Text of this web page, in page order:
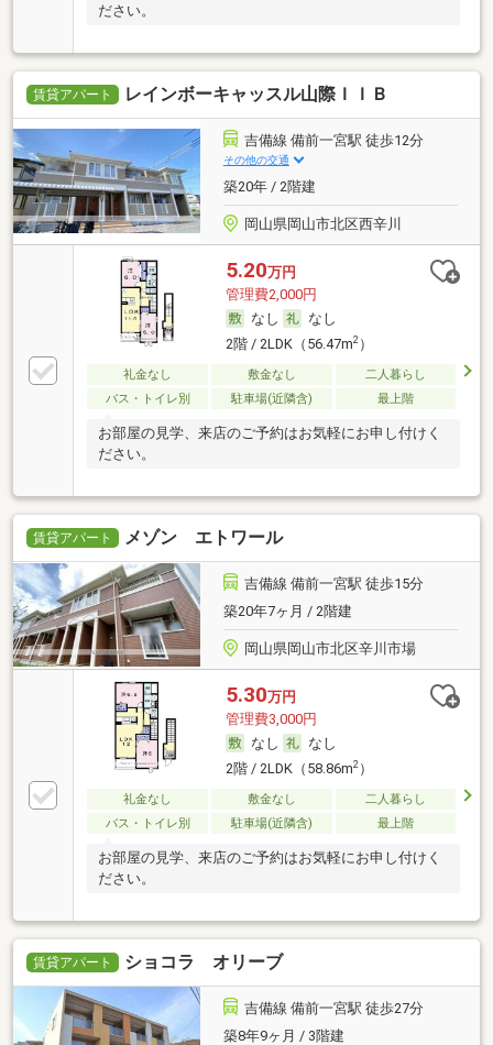
ださい。
賃貸アパート レインボーキャッスル山際ＩＩＢ
吉備線 備前一宮駅 徒歩12分
その他の交通
築20年 / 2階建
岡山県岡山市北区西辛川
5.20万円
管理費2,000円
なし
なし
2階 / 2LDK（56.47m2）
礼金なし 敷金なし
二人暮らし
バス・トイレ別
駐車場(近隣含) 最上階
お部屋の見学、来店のご予約はお気軽にお申し付けく
ださい。
賃貸アパート メゾン エトワール
吉備線 備前一宮駅 徒歩15分
築20年7ヶ月 / 2階建
岡山県岡山市北区辛川市場
5.30万円
管理費3,000円
なし
なし
2階 / 2LDK（58.86m2）
礼金なし 敷金なし
二人暮らし
バス・トイレ別
駐車場(近隣含) 最上階
お部屋の見学、来店のご予約はお気軽にお申し付けく
ださい。
賃貸アパート ショコラ オリーブ
吉備線 備前一宮駅 徒歩27分
築8年9ヶ月 / 3階建